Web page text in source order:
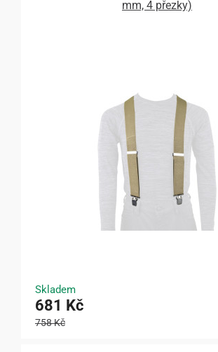
mm, 4 přezky)
Skladem
681 Kč
758 Kč